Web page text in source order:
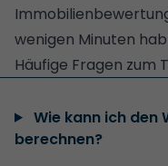
wenigen Minuten
Häufige Fragen zum
Wie kann ich den
berechnen?